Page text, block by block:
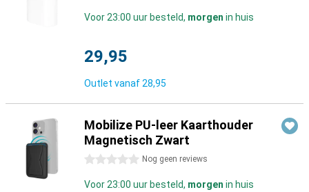
Voor 23:00 uur besteld, morgen in huis
29,95
Outlet vanaf 28,95
Mobilize PU-leer Kaarthouder
Magnetisch Zwart
0 sterren Nog geen reviews
Voor 23:00 uur besteld, morgen in huis